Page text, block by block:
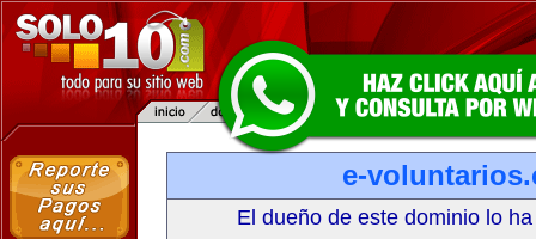
e-
El dueño de este dominio lo